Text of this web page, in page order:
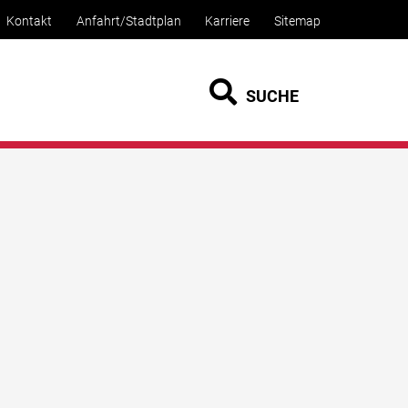
Kontakt Anfahrt/Stadtplan Karriere Sitemap
SUCHE